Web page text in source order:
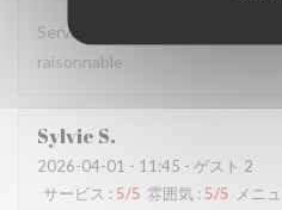
Service rapide et acueillant,
raisonnable
Sylvie S
2026-04-01 - 11:45 - ゲスト 2
サービス : 5/5 雰囲気 : 5/5 メニ